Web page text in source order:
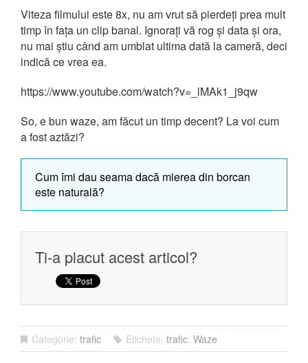
Viteza filmului este 8x, nu am vrut să pierdeți prea mult
timp în fața un clip banal. Ignorați vă rog și data și ora,
nu mai știu când am umblat ultima dată la cameră, deci
indică ce vrea ea.
https://www.youtube.com/watch?v=_lMAk1_j9qw
So, e bun waze, am făcut un timp decent? La voi cum
a fost aztăzi?
Cum îmi dau seama dacă mierea din borcan
este naturală?
Ti-a placut acest articol?
Categorie: trafic Etichete: trafic, Waze